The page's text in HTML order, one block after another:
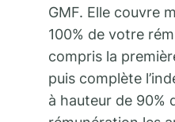
GMF. Elle couvre
100% de votre
compris la
puis complète
à hauteur de 90%